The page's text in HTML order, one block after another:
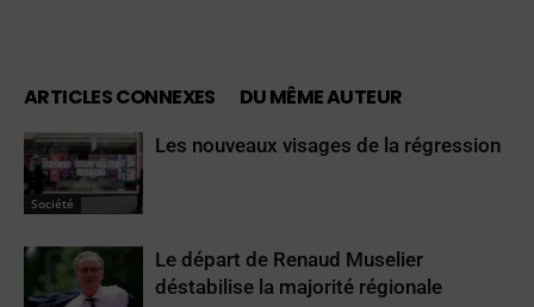
ARTICLES CONNEXES DU MÊME AUTEUR
Société
Les nouveaux visages de la régression
Le départ de Renaud Muselier
déstabilise la majorité régionale